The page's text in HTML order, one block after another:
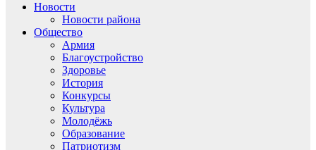
Новости
Новости района
Общество
Армия
Благоустройство
Здоровье
История
Конкурсы
Культура
Молодёжь
Образование
Патриотизм